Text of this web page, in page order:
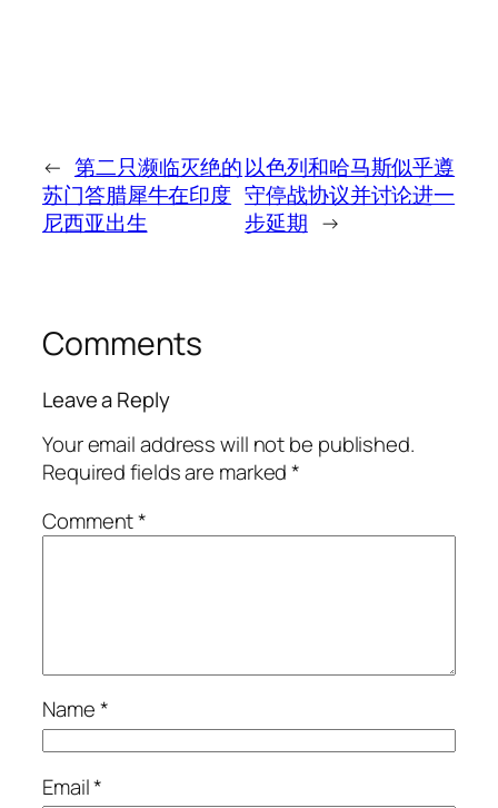
← 第二只濒临灭绝的
苏门答腊犀牛在印度
尼西亚出生
以色列和哈马斯似乎遵
守停战协议并讨论进一
步延期 →
Comments
Leave a Reply
Your email address will not be published.
Required fields are marked*
Comment*
Name*
Email*